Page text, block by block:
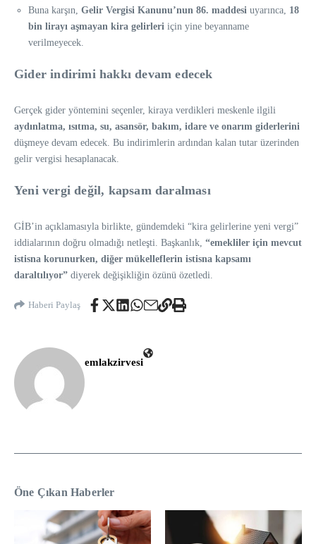
Buna karşın, Gelir Vergisi Kanunu’nun 86. maddesi uyarınca, 18
bin lirayı aşmayan kira gelirleri için yine beyanname
verilmeyecek.
Gider indirimi hakkı devam edecek
Gerçek gider yöntemini seçenler, kiraya verdikleri meskenle ilgili
aydınlatma, ısıtma, su, asansör, bakım, idare ve onarım giderlerini
düşmeye devam edecek. Bu indirimlerin ardından kalan tutar üzerinden
gelir vergisi hesaplanacak.
Yeni vergi değil, kapsam daralması
GİB’in açıklamasıyla birlikte, gündemdeki “kira gelirlerine yeni vergi”
iddialarının doğru olmadığı netleşti. Başkanlık, “emekliler için mevcut
istisna korunurken, diğer mükelleflerin istisna kapsamı
daraltılıyor” diyerek değişikliğin özünü özetledi.
Haberi Paylaş
emlakzirvesi
Öne Çıkan Haberler